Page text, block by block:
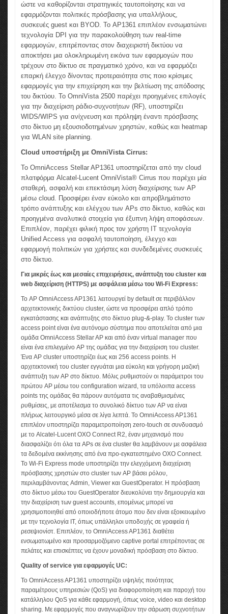
ώστε να καθορίζονται στρατηγικές ταυτοποίησης και να
εφαρμόζονται πολιτικές πρόσβασης για υπαλλήλους,
συσκευές guest και BYOD. Το AP1361 επιπλέον ενσωματώνει
τεχνολογία DPI για την παρακολούθηση των real-time
εφαρμογών, επιτρέποντας στον διαχειριστή δικτύου να
αποκτήσει μια ολοκληρωμένη εικόνα των εφαρμογών που
τρέχουν στο δίκτυο σε πραγματικό χρόνο, και να εφαρμόζει
επαρκή έλεγχο δίνοντας προτεραιότητα στις ποιο κρίσιμες
εφαρμογές για την επιχείρηση και την βελτίωση της απόδοσης
του δικτύου. Το OmniVista 2500 παρέχει προηγμένες επιλογές
για την διαχείριση ράδιο-συχνοτήτων (RF), υποστηρίζει
WIDS/WIPS για ανίχνευση και πρόληψη έναντι πρόσβασης
στο δίκτυο μη εξουσιοδοτημένων χρηστών, καθώς και heatmap
για WLAN site planning.
Cloud υποστήριξη με OmniVista Cirrus:
Το OmniAccess Stellar AP1361 υποστηρίζεται από την cloud
πλατφόρμα Alcatel-Lucent OmniVista® Cirrus που παρέχει μία
σταθερή, ασφαλή και επεκτάσιμη λύση διαχείρισης των AP
μέσω cloud. Προσφέρει έναν εύκολο και απροβλημάτιστο
τρόπο ανάπτυξης και ελέγχου των APs στο δίκτυο, καθώς και
προηγμένα αναλυτικά στοιχεία για έξυπνη λήψη αποφάσεων.
Επιπλέον, παρέχει φιλική προς τον χρήστη IT τεχνολογία
Unified Access για ασφαλή ταυτοποίηση, έλεγχο και
εφαρμογή πολιτικών για χρήστες και συνδεδεμένες συσκευές
στο δίκτυο.
Για μικρές έως και μεσαίες επιχειρήσεις, ανάπτυξη του cluster και
web διαχείριση (HTTPS) με ασφάλεια μέσω του Wi-Fi Express:
Το AP OmniAccess AP1361 λειτουργεί by default σε περιβάλλον
αρχιτεκτονικής δικτύου cluster, ώστε να προσφέρει απλό τρόπο
εγκατάστασης και ανάπτυξης στο δίκτυο plug-&-play. To cluster των
access point είναι ένα αυτόνομο σύστημα που αποτελείται από μια
ομάδα OmniAccess Stellar AP και από έναν virtual manager που
είναι ένα επιλεγμένο AP της ομάδας για την διαχείριση του cluster.
Ένα AP cluster υποστηρίζει έως και 256 access points. Η
αρχιτεκτονική του cluster εγγυάται μια εύκολη και γρήγορη μαζική
ανάπτυξη των AP στο δίκτυο. Μόλις ρυθμιστούν οι παράμετροι του
πρώτου AP μέσω του configuration wizard, τα υπόλοιπα access
points της ομάδας θα πάρουν αυτόματα τις αναβαθμισμένες
ρυθμίσεις, με αποτέλεσμα το συνολικό δίκτυο των AP να είναι
πλήρως λειτουργικό μέσα σε λίγα λεπτά. Το OmniAccess AP1361
επιπλέον υποστηρίζει παραμετροποίηση zero-touch σε συνδυασμό
με το Alcatel-Lucent OXO Connect R2, έναν μηχανισμό που
διασφαλίζει ότι όλα τα APs σε ένα cluster θα λαμβάνουν με ασφάλεια
τα δεδομένα εκκίνησης από ένα προ-εγκατεστημένο OXO Connect.
Το Wi-Fi Express mode υποστηρίζει την ελεγχόμενη διαχείριση
πρόσβασης χρηστών στο cluster των AP βάσει ρόλου,
περιλαμβάνοντας Admin, Viewer και GuestOperator. Η πρόσβαση
στο δίκτυο μέσω του GuestOperator διευκολύνει την δημιουργία και
την διαχείριση των guest accounts, επομένως μπορεί να
χρησιμοποιηθεί από οποιοδήποτε άτομο που δεν είναι εξοικειωμένο
με την τεχνολογία IT, όπως υπάλληλοι υποδοχής σε γραφεία ή
ρεσεψιονίστ. Επιπλέον, το OmniAccess AP1361 διαθέτει
ενσωματωμένο και προσαρμοζόμενο captive portal επιτρέποντας σε
πελάτες και επισκέπτες να έχουν μοναδική πρόσβαση στο δίκτυο.
Quality of service για εφαρμογές UC:
Το OmniAccess AP1361 υποστηρίζει υψηλής ποιότητας
παραμέτρους υπηρεσιών (QoS) για διαφοροποίηση και παροχή του
κατάλληλου QoS για κάθε εφαρμογή, όπως voice, video και desktop
sharing. Με εφαρμογές που αναγνωρίζουν την σάρωση συχνοτήτων